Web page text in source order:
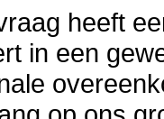
heeft
in een